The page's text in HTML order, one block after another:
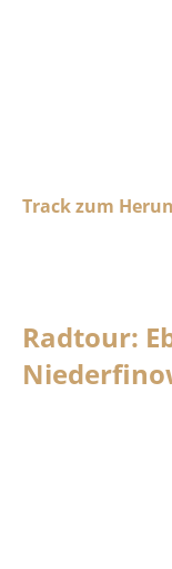
Track zum
Radtour: